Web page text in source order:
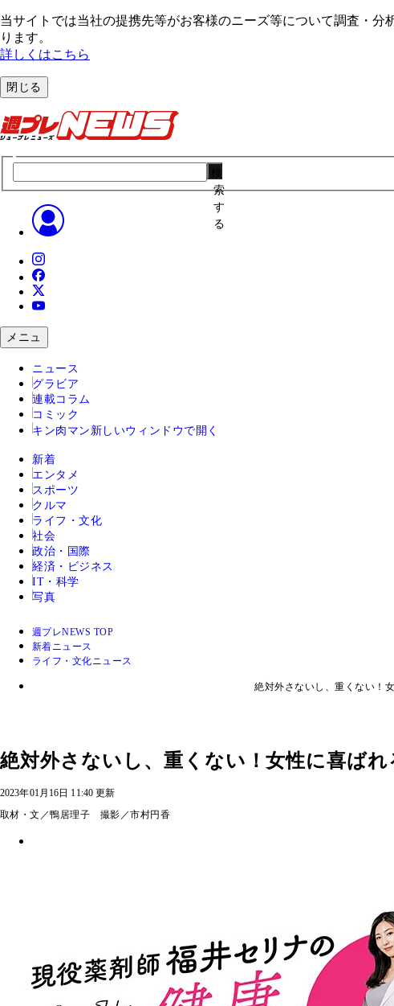
当サイトでは当社の提携先等がお客様のニーズ等について調査・
ります。
詳しくはこちら
閉じる
索
す
る
メニュ
ニュース
グラビア
連載コラム
コミック
キン肉マン 新しいウィンドウで開く
新着
エンタメ
スポーツ
クルマ
ライフ・文化
社会
政治・国際
経済・ビジネス
IT・科学
写真
週プレNEWS TOP
新着ニュース
ライフ・文化ニュース
絶対外さないし、重くない！
絶対外さないし、重くない！女性に喜ば
2023年01月16日 11:40 更新
取材・文／鴨居理子 撮影／市村円香